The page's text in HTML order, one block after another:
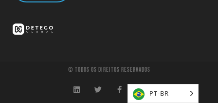
© Todos Os Direitos Reservados
PT-BR